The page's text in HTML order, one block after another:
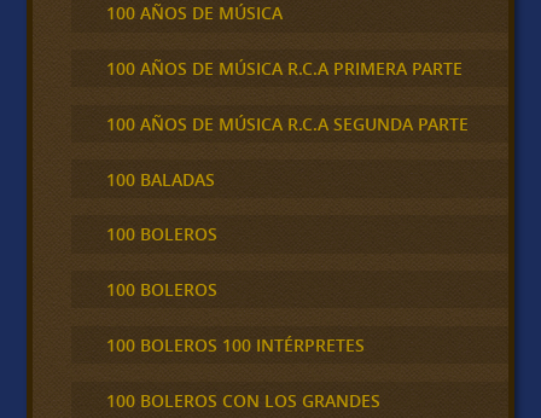
100 AÑOS DE MÚSICA
100 AÑOS DE MÚSICA R.C.A PRIMERA PARTE
100 AÑOS DE MÚSICA R.C.A SEGUNDA PARTE
100 BALADAS
100 BOLEROS
100 BOLEROS
100 BOLEROS 100 INTÉRPRETES
100 BOLEROS CON LOS GRANDES